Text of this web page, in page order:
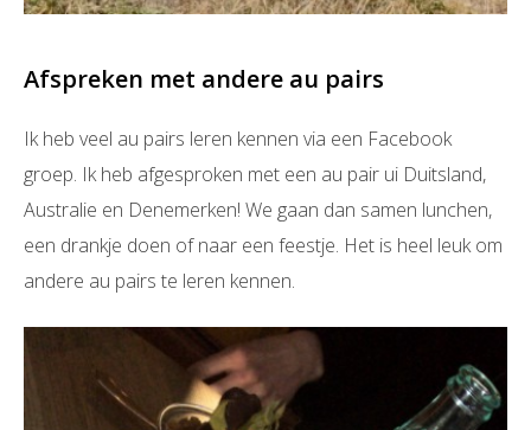
Afspreken met andere au pairs
Ik heb veel au pairs leren kennen via een Facebook
groep. Ik heb afgesproken met een au pair ui Duitsland,
Australie en Denemerken! We gaan dan samen lunchen,
een drankje doen of naar een feestje. Het is heel leuk om
andere au pairs te leren kennen.